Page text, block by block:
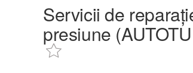
Servicii de
presiune